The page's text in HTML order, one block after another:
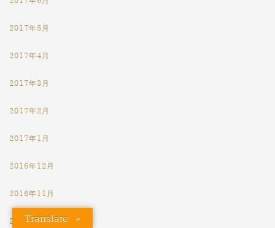
2017年5月
2017年4月
2017年3月
2017年2月
2017年1月
2016年12月
2016年11月
2016年10月
Translate »